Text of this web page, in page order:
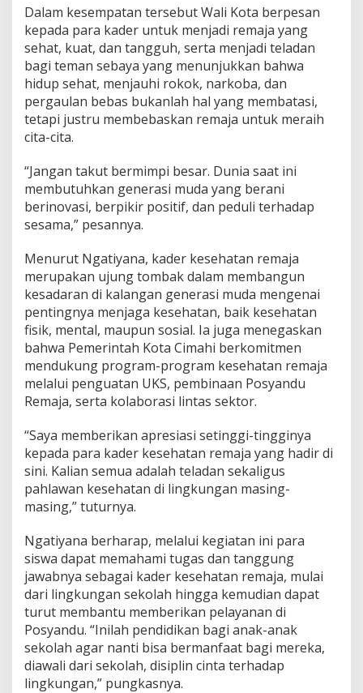
j
K
o
t
a
C
i
m
i
2
0
2
Dalam kesempatan tersebut Wali Kota berpesan
kepada para kader untuk menjadi remaja yang
sehat, kuat, dan tangguh, serta menjadi teladan
bagi teman sebaya yang menunjukkan bahwa
hidup sehat, menjauhi rokok, narkoba, dan
pergaulan bebas bukanlah hal yang membatasi,
tetapi justru membebaskan remaja untuk meraih
cita-cita.
“Jangan takut bermimpi besar. Dunia saat ini
membutuhkan generasi muda yang berani
berinovasi, berpikir positif, dan peduli terhadap
sesama,” pesannya.
Menurut Ngatiyana, kader kesehatan remaja
merupakan ujung tombak dalam membangun
kesadaran di kalangan generasi muda mengenai
pentingnya menjaga kesehatan, baik kesehatan
fisik, mental, maupun sosial. Ia juga menegaskan
bahwa Pemerintah Kota Cimahi berkomitmen
mendukung program-program kesehatan remaja
melalui penguatan UKS, pembinaan Posyandu
Remaja, serta kolaborasi lintas sektor.
“Saya memberikan apresiasi setinggi-tingginya
kepada para kader kesehatan remaja yang hadir di
sini. Kalian semua adalah teladan sekaligus
pahlawan kesehatan di lingkungan masing-
masing,” tuturnya.
Ngatiyana berharap, melalui kegiatan ini para
siswa dapat memahami tugas dan tanggung
jawabnya sebagai kader kesehatan remaja, mulai
dari lingkungan sekolah hingga kemudian dapat
turut membantu memberikan pelayanan di
Posyandu. “Inilah pendidikan bagi anak-anak
sekolah agar nanti bisa bermanfaat bagi mereka,
diawali dari sekolah, disiplin cinta terhadap
lingkungan,” pungkasnya.